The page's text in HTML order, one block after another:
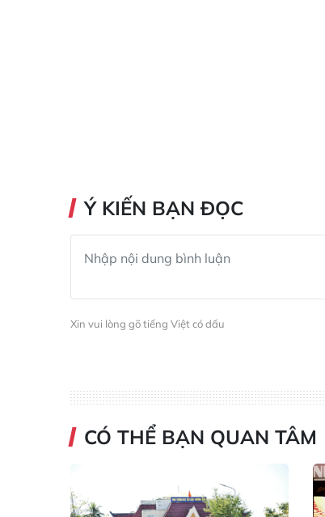
Ý KIẾN BẠN ĐỌC
Xin vui lòng gõ tiếng Việt có dấu
CÓ THỂ BẠN QUAN TÂM